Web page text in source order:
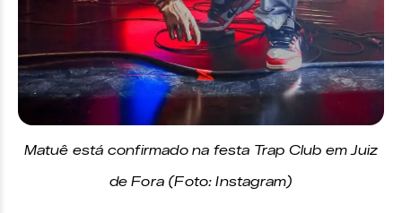
Matuê está confirmado na festa Trap Club em Juiz
de Fora (Foto: Instagram)